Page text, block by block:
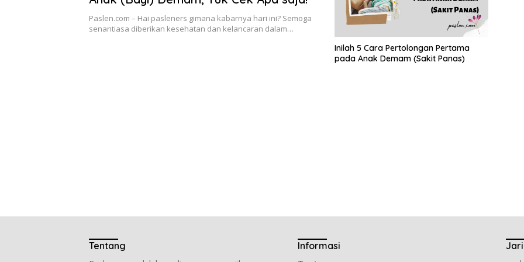
Paslen.com – Hai pasleners gimana kabarnya hari ini? Semoga
senantiasa diberikan kesehatan dan kelancaran dalam…
Inilah 5 Cara Pertolongan Pertama
pada Anak Demam (Sakit Panas)
Tentang Informasi